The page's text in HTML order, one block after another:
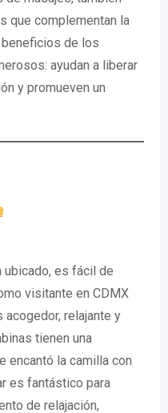
que complementan la
de los
ayudan a liberar
y promueven un
ubicado, es fácil de
visitante en CDMX
acogedor, relajante y
tienen una
encantó la camilla con
es fantástico para
de relajación,